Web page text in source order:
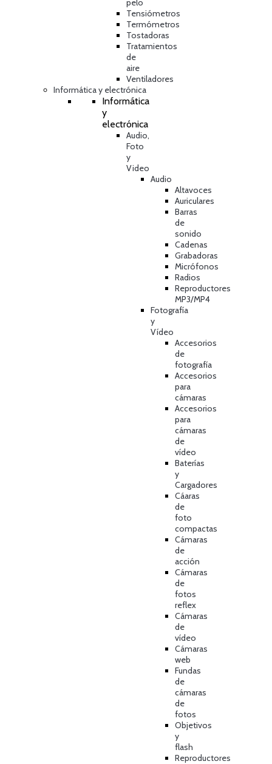
pelo
Tensiómetros
Termómetros
Tostadoras
Tratamientos
de
aire
Ventiladores
Informática y electrónica
Informática
y
electrónica
Audio,
Foto
y
Video
Audio
Altavoces
Auriculares
Barras
de
sonido
Cadenas
Grabadoras
Micrófonos
Radios
Reproductores
MP3/MP4
Fotografía
y
Vídeo
Accesorios
de
fotografía
Accesorios
para
cámaras
Accesorios
para
cámaras
de
vídeo
Baterías
y
Cargadores
Cáaras
de
foto
compactas
Cámaras
de
acción
Cámaras
de
fotos
reflex
Cámaras
de
vídeo
Cámaras
web
Fundas
de
cámaras
de
fotos
Objetivos
y
flash
Reproductores